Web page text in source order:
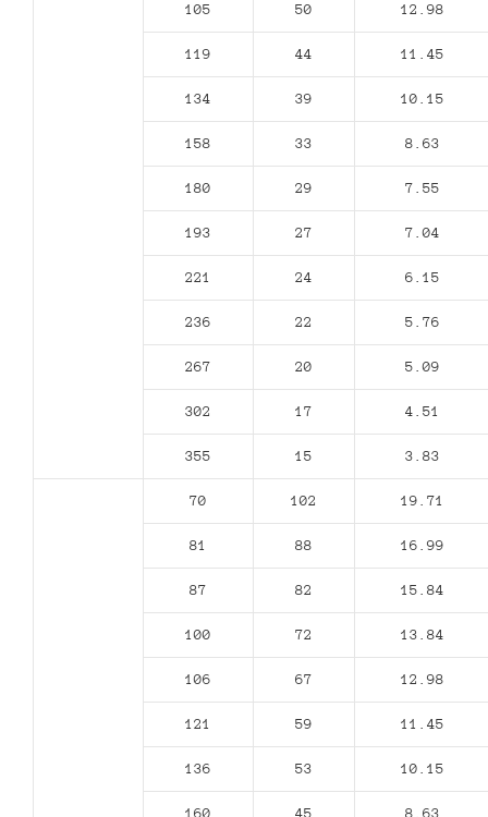
105 50 12.98
119 44 11.45
134 39 10.15
158 33 8.63
180 29 7.55
193 27 7.04
221 24 6.15
236 22 5.76
267 20 5.09
302 17 4.51
355 15 3.83
70 102 19.71
81 88 16.99
87 82 15.84
100 72 13.84
106 67 12.98
121 59 11.45
136 53 10.15
160 45 8.63